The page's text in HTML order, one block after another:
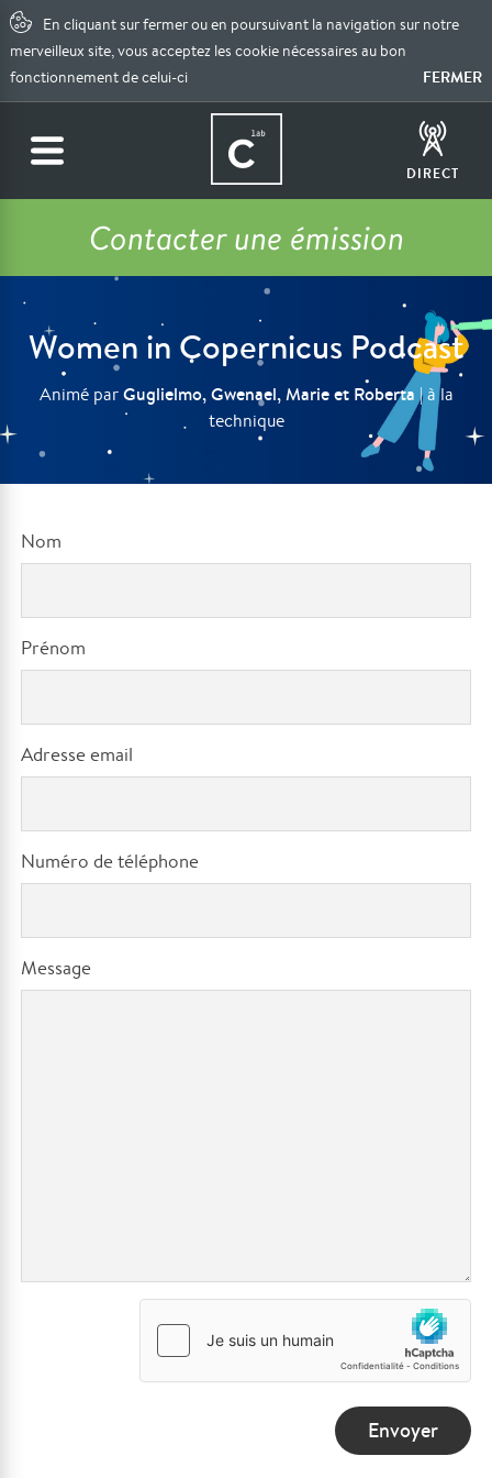
En cliquant sur fermer ou en poursuivant la navigation sur notre
merveilleux site, vous acceptez les cookie nécessaires au bon
fonctionnement de celui-ci
FERMER
DIRECT
Contacter une émission
Women in Copernicus Podcast
Animé parGuglielmo, Gwenael, Marie et Roberta | à la
technique
Nom
Prénom
Adresse email
Numéro de téléphone
Message
Envoyer